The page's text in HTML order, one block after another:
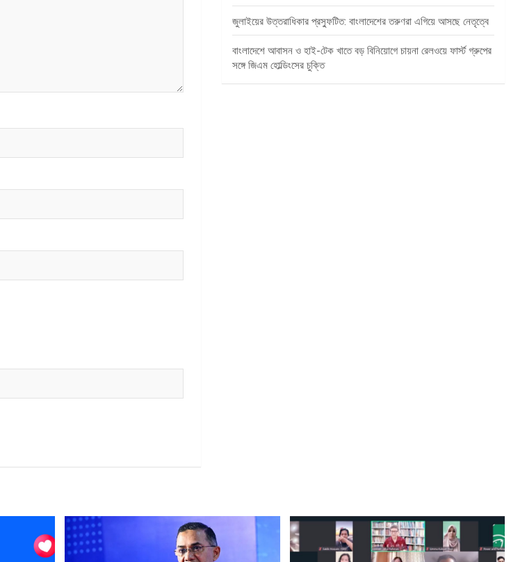
জুলাইয়ের উত্তরাধিকার প্রস্ফুটিত: বাংলাদেশের তরুণরা এগিয়ে আসছে নেতৃত্বে
বাংলাদেশে আবাসন ও হাই-টেক খাতে বড় বিনিয়োগে চায়না রেলওয়ে ফার্স্ট গ্রুপের
সঙ্গে জিএম হোল্ডিংসের চুক্তি